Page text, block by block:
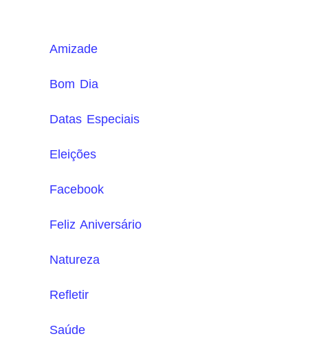
Amizade
Bom Dia
Datas Especiais
Eleições
Facebook
Feliz Aniversário
Natureza
Refletir
Saúde